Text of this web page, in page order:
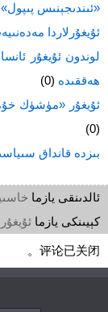
«ئىندىجېنىس
ئۇيغۇرلاردا
لوندون ئۇيغۇر
ھەققىدە (0)
ئۇيغۇر «مۈشۈك
(0)
بىزدە قانداق
ئالدىنقى يازما
كېيىنكى يازما
评论已关闭。